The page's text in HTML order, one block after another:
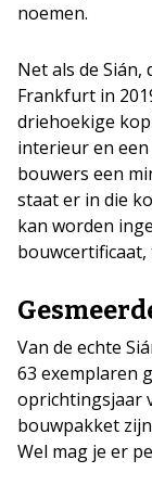
noemen.
Net als de
Frankfurt in
driehoekige
interieur en
bouwers een
staat er in die
kan worden
Van de echte
63 exemplaren
oprichtingsjaar
bouwpakket
Wel mag je er